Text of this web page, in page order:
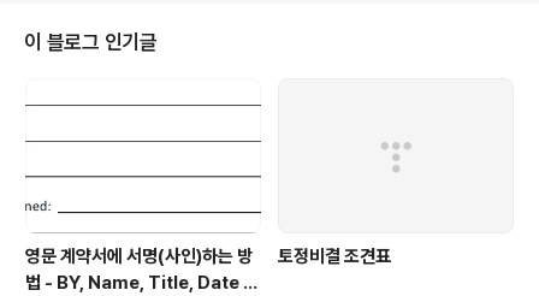
이 블로그 인기글
영문 계약서에 서명(사인)하는 방
법 - BY, Name, Title, Date Si
토정비결 조견표